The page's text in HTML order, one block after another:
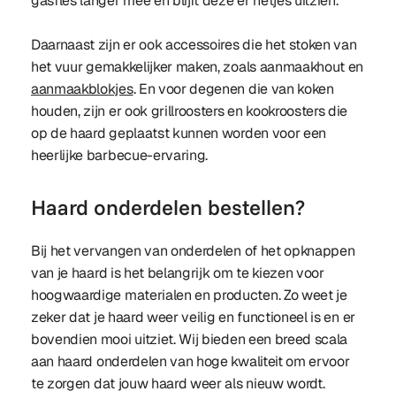
Daarnaast zijn er ook accessoires die het stoken van
het vuur gemakkelijker maken, zoals aanmaakhout en
aanmaakblokjes. En voor degenen die van koken
houden, zijn er ook grillroosters en kookroosters die
op de haard geplaatst kunnen worden voor een
heerlijke barbecue-ervaring.
Haard onderdelen bestellen?
Bij het vervangen van onderdelen of het opknappen
van je haard is het belangrijk om te kiezen voor
hoogwaardige materialen en producten. Zo weet je
zeker dat je haard weer veilig en functioneel is en er
bovendien mooi uitziet. Wij bieden een breed scala
aan haard onderdelen van hoge kwaliteit om ervoor
te zorgen dat jouw haard weer als nieuw wordt.